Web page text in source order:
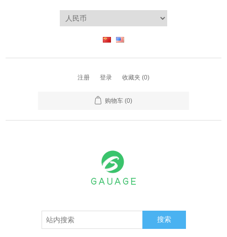
注册 登录 收藏夹 (0)
购物车 (0)
搜索